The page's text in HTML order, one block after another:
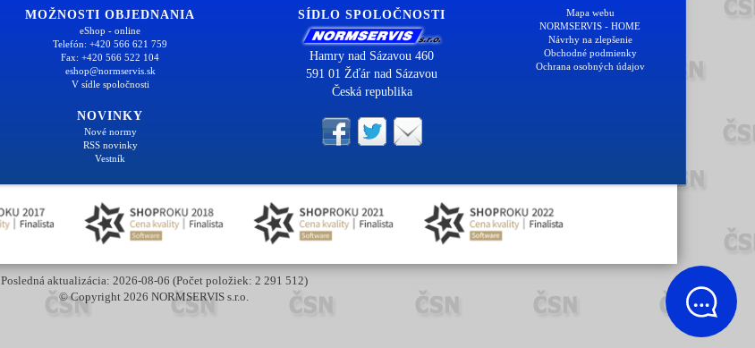
MOŽNOSTI OBJEDNANIA
eShop - online
Telefón: +420 566 621 759
Fax: +420 566 522 104
eshop@normservis.sk
V sídle spoločnosti
NOVINKY
Nové normy
RSS novinky
Vestník
SÍDLO SPOLOČNOSTI
Hamry nad Sázavou 460
591 01 Žďár nad Sázavou
Česká republika
Mapa webu
NORMSERVIS - HOME
Návrhy na zlepšenie
Obchodné podmienky
Ochrana osobných údajov
Posledná aktualizácia: 2026-08-06 (Počet položiek: 2 291 512)
© Copyright 2026 NORMSERVIS s.r.o.